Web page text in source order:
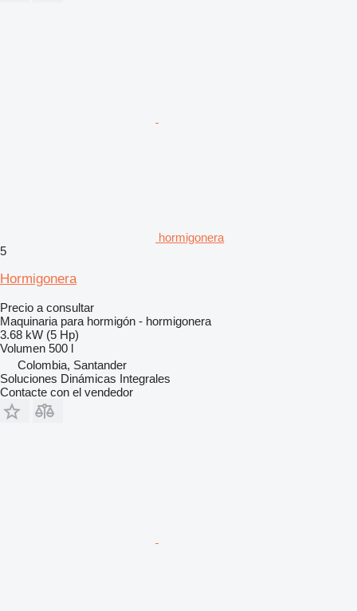
hormigonera
5
Hormigonera
Precio a consultar
Maquinaria para hormigón - hormigonera
3.68 kW (5 Hp)
Volumen 500 l
Colombia, Santander
Soluciones Dinámicas Integrales
Contacte con el vendedor